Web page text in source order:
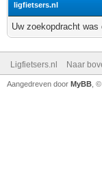
ligfietsers.nl
Uw zoekopdracht was
Ligfietsers.nl Naar
Aangedreven door MyBB ,